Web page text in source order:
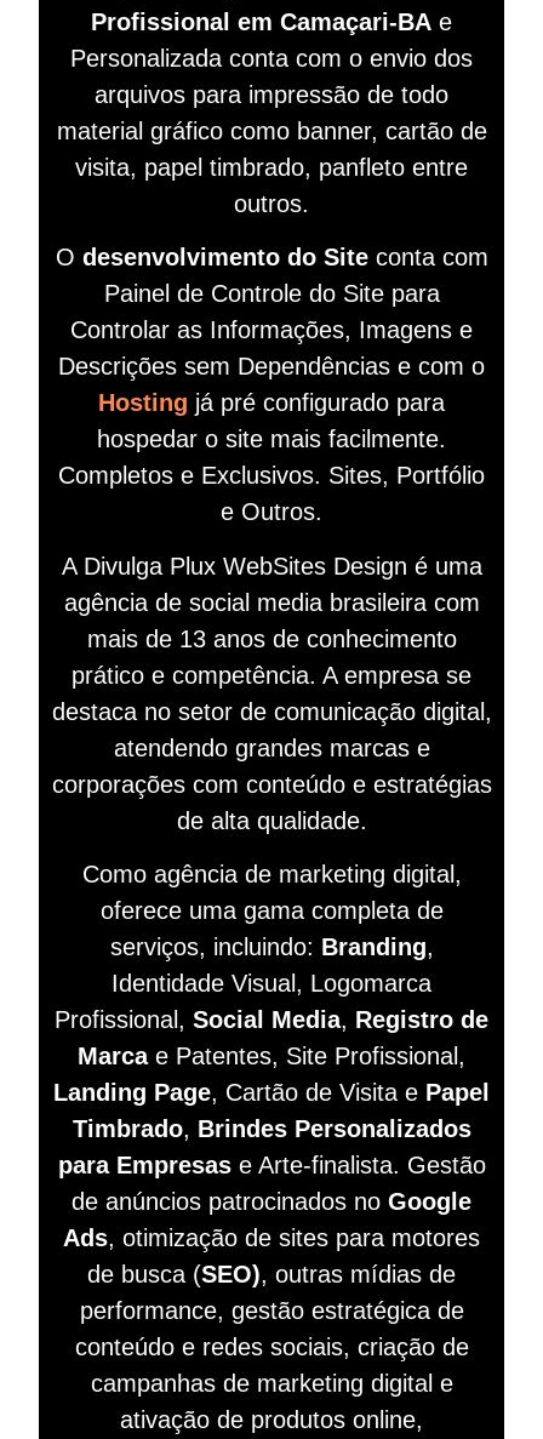
Profissional em Camaçari-BA e
Personalizada conta com o envio dos
arquivos para impressão de todo
material gráfico como banner, cartão de
visita, papel timbrado, panfleto entre
outros.
O desenvolvimento do Siteconta com
Painel de Controle do Site para
Controlar as Informações, Imagens e
Descrições sem Dependências e com o
Hosting já pré configurado para
hospedar o site mais facilmente.
Completos e Exclusivos. Sites, Portfólio
e Outros.
A Divulga Plux WebSites Design é uma
agência de social media brasileira com
mais de 13 anos de conhecimento
prático e competência. A empresa se
destaca no setor de comunicação digital,
atendendo grandes marcas e
corporações com conteúdo e estratégias
de alta qualidade.
Como agência de marketing digital,
oferece uma gama completa de
serviços, incluindo: Branding,
Identidade Visual, Logomarca
Profissional, Social Media, Registro de
Marca e Patentes, Site Profissional,
Landing Page, Cartão de Visita e Papel
Timbrado, Brindes Personalizados
para Empresas e Arte-finalista. Gestão
de anúncios patrocinados no Google
Ads, otimização de sites para motores
de busca (SEO), outras mídias de
performance, gestão estratégica de
conteúdo e redes sociais, criação de
campanhas de marketing digital e
ativação de produtos online,